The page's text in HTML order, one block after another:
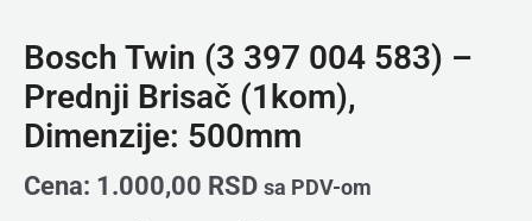
Bosch Twin (3 397 004 583) –
Prednji Brisač (1kom),
Dimenzije: 500mm
Cena: 1.000,00 RSD sa PDV-om